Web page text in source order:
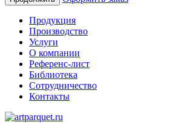
Продукция
Производство
Услуги
О компании
Референс-лист
Библиотека
Сотрудничество
Контакты